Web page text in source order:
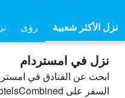
نزل الأكثر شعبية رؤى
نزل في امستردام
ابحث عن الفنادق في
السفر على HotelsCombined وقارن بينها واحفظها.